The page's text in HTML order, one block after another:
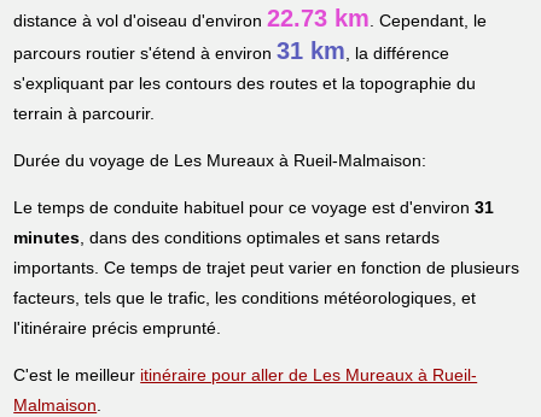
distance à vol d'oiseau d'environ22.73 km. Cependant, le
parcours routier s'étend à environ31 km, la différence
s'expliquant par les contours des routes et la topographie du
terrain à parcourir.
Durée du voyage de Les Mureaux à Rueil-Malmaison:
Le temps de conduite habituel pour ce voyage est d'environ31
minutes, dans des conditions optimales et sans retards
importants. Ce temps de trajet peut varier en fonction de plusieurs
facteurs, tels que le trafic, les conditions météorologiques, et
l'itinéraire précis emprunté.
C'est le meilleur itinéraire pour aller de Les Mureaux à Rueil-
Malmaison.